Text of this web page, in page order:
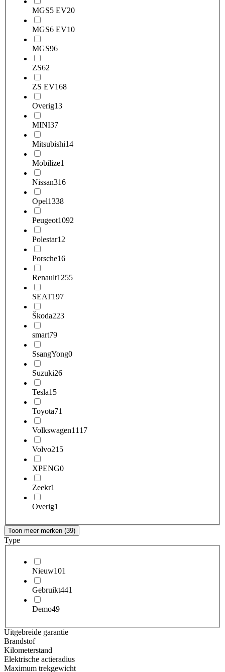
MGS5 EV20
MGS6 EV10
MGS96
ZS62
ZS EV168
Overig13
MINI37
Mitsubishi14
Mobilize1
Nissan316
Opel1338
Peugeot1092
Polestar12
Porsche16
Renault1255
SEAT197
Škoda223
smart79
SsangYong0
Suzuki26
Tesla15
Toyota71
Volkswagen1117
Volvo215
XPENG0
Zeekr1
Overig1
Toon meer merken (39)
Type
Nieuw101
Gebruikt441
Demo49
Uitgebreide garantie
Brandstof
Kilometerstand
Elektrische actieradius
Maximum trekgewicht